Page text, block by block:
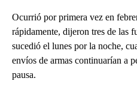
Ocurrió por primera vez en
rápidamente, dijeron tres de las
sucedió el lunes por la noche,
envíos de armas continuarían a
pausa.